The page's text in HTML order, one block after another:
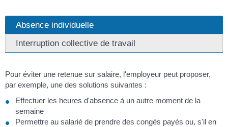
Absence individuelle
Interruption collective de travail
Pour éviter une retenue sur salaire, l'employeur peut proposer,
par exemple, une des solutions suivantes :
Effectuer les heures d'absence à un autre moment de la
semaine
Permettre au salarié de prendre des congés payés ou, s'il en